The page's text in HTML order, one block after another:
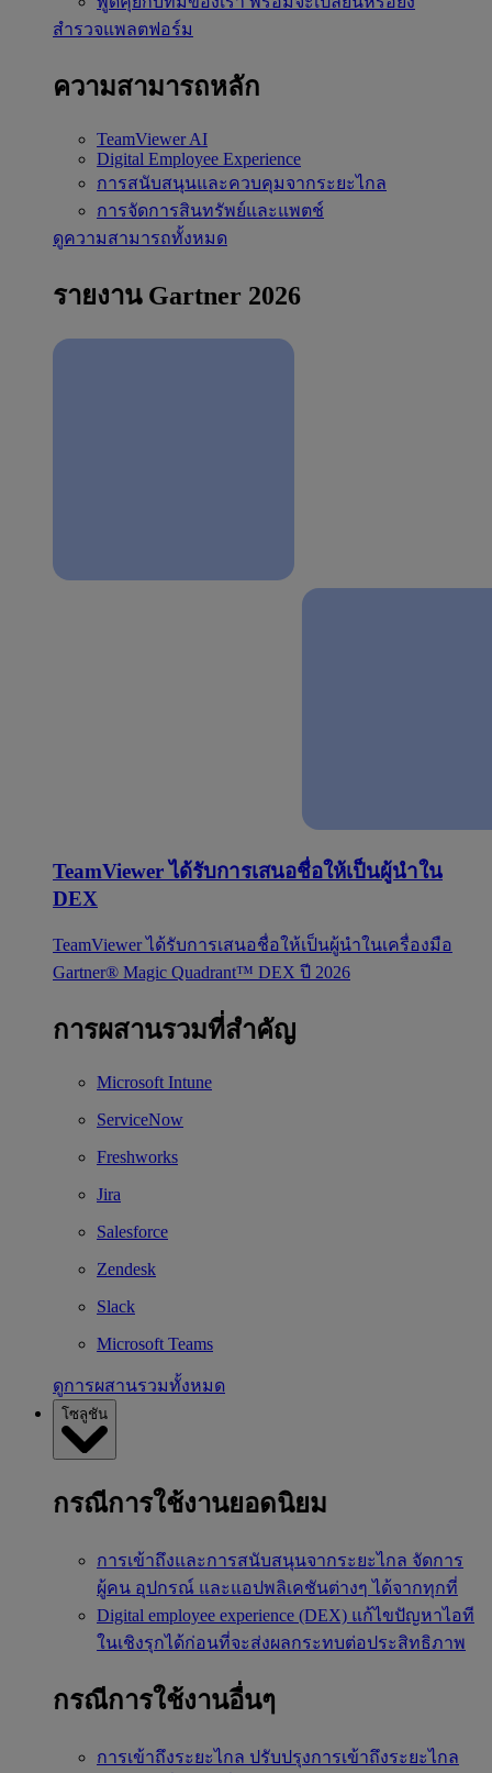
สำรวจแพลตฟอร์ม
ความสามารถหลัก
TeamViewer AI
Digital Employee Experience
การสนับสนุนและควบคุมจากระยะไกล
การจัดการสินทรัพย์และแพตช์
ดูความสามารถทั้งหมด
รายงาน Gartner 2026
TeamViewer ได้รับการเสนอชื่อให้เป็นผู้นำใน
DEX
TeamViewer ได้รับการเสนอชื่อให้เป็นผู้นำในเครื่องมือ
Gartner® Magic Quadrant™ DEX ปี 2026
การผสานรวมที่สำคัญ
Microsoft Intune
ServiceNow
Freshworks
Jira
Salesforce
Zendesk
Slack
Microsoft Teams
ดูการผสานรวมทั้งหมด
โซลูชัน
กรณีการใช้งานยอดนิยม
การเข้าถึงและการสนับสนุนจากระยะไกล จัดการ
ผู้คน อุปกรณ์ และแอปพลิเคชันต่างๆ ได้จากทุกที่
Digital employee experience (DEX) แก้ไขปัญหาไอที
ในเชิงรุกได้ก่อนที่จะส่งผลกระทบต่อประสิทธิภาพ
กรณีการใช้งานอื่นๆ
การเข้าถึงระยะไกล ปรับปรุงการเข้าถึงระยะไกล